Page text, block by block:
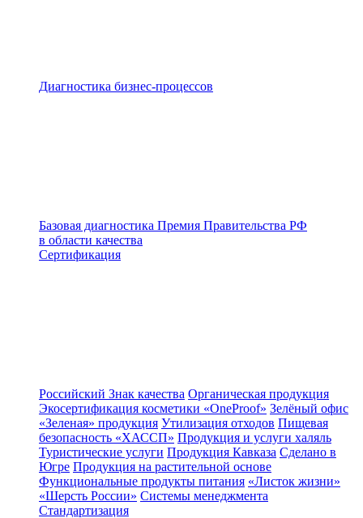
Диагностика бизнес-процессов
Базовая диагностика Премия Правительства РФ
в области качества
Сертификация
Российский Знак качества Органическая продукция
Экосертификация косметики «OneProof» Зелёный офис
«Зеленая» продукция Утилизация отходов Пищевая
безопасность «ХАССП» Продукция и услуги халяль
Туристические услуги Продукция Кавказа Сделано в
Югре Продукция на растительной основе
Функциональные продукты питания «Листок жизни»
«Шерсть России» Системы менеджмента
Стандартизация